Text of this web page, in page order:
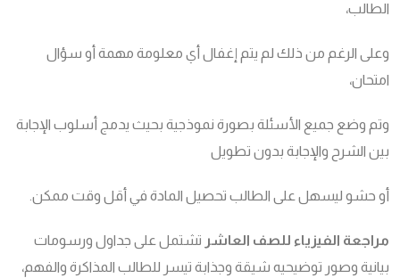
الطالب،
وعلى الرغم من ذلك لم يتم إغفال أي معلومة مهمة أو سؤال
امتحان،
وتم وضع جميع الأسئلة بصورة نموذجية بحيث يدمج أسلوب الإجابة
بين الشرح والإجابة بدون تطويل
أو حشو ليسهل على الطالب تحصيل المادة في أقل وقت ممكن.
مراجعة الفيزياء للصف العاشر تشتمل على جداول ورسومات
بيانية وصور توضيحيه شيقة وجذابة تيسر للطالب المذاكرة والفهم،